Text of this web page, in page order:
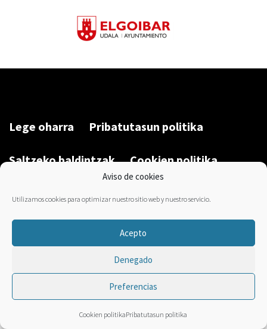
Aviso de cookies
Utilizamos cookies para optimizar nuestro sitio web y nuestro servicio.
Acepto
Denegado
Preferencias
Cookien politikaPribatutasun politika
Lege oharra Pribatutasun politika
Saltzeko baldintzak Cookien politika
Garatu du/Desarrollado por:Bravo Manager2026